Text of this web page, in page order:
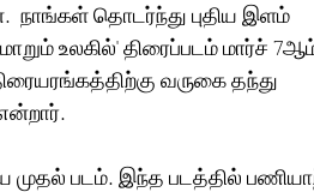
நாங்கள் தொடர்ந்து புதிய இளம்
உலகில்' திரைப்படம் மார்ச்
வருகை தந்து
படம். இந்த படத்தில்